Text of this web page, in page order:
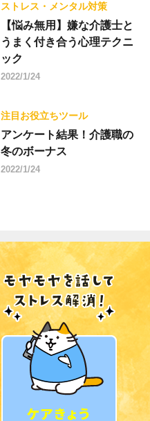
ストレス・メンタル対策
【悩み無用】嫌な介護士と
うまく付き合う心理テクニ
ック
2022/1/24
注目お役立ちツール
アンケート結果！介護職の
冬のボーナス
2022/1/24